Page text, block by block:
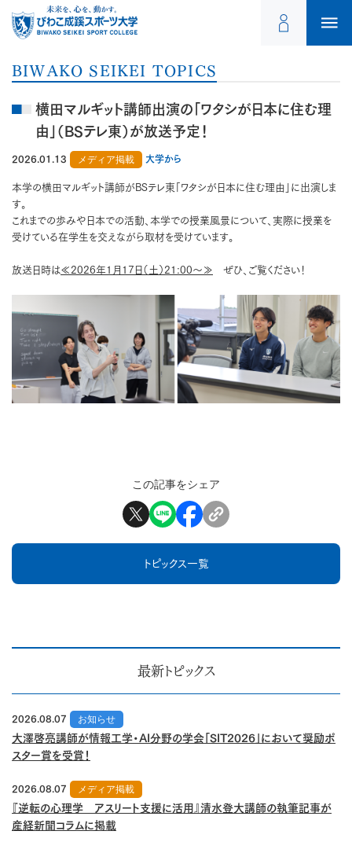
BIWAKO SEIKEI TOPICS
横田マルギット講師出演の「ワタシが日本に住む理
由」（BSテレ東）が放送予定！
2026.01.13 メディア掲載 大学から
本学の横田マルギット講師がBSテレ東「ワタシが日本に住む理由」に出演しま
す。
これまでの歩みや日本での活動、本学での授業風景について、実際に授業を
受けている在学生を交えながら取材を受けています。
放送日時は≪2026年1月17日（土）21:00～≫ ぜひ、ご覧ください！
この記事をシェア
トピックス一覧
最新トピックス
2026.08.07
お知らせ
大澤啓亮講師が情報工学・AI分野の学会「SIT2026」において奨励ポ
スター賞を受賞！
2026.08.07
メディア掲載
『逆転の心理学 アスリート支援に活用』清水登大講師の執筆記事が
産経新聞コラムに掲載